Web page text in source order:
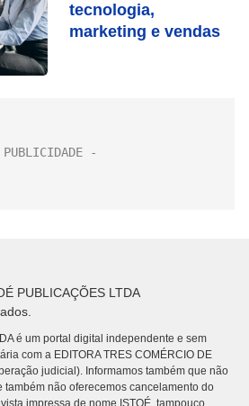
tecnologia,
marketing e vendas
PUBLICAÇÕES LTDA
é um portal digital independente e sem
com a EDITORA TRES COMÉRCIO DE
judicial). Informamos também que não
não oferecemos cancelamento do
impressa de nome ISTOÉ, tampouco